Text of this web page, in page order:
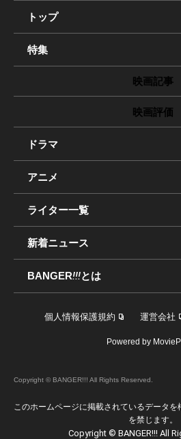
トップ
特集
映画記事
映画評価
ドラマ
アニメ
ライター一覧
新着ニュース
BANGER!!!とは
個人情報保護規約 運営会社
Powered by
Copyright © BANGER!!! All Rights Reserved.
このホームページに掲載されているデータを
を禁じます。
Copyright © BANGER!!! All